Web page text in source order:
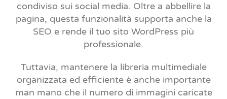
condiviso sui social media. Oltre a abbellire la
pagina, questa funzionalità supporta anche la
SEO e rende il tuo sito WordPress più
professionale.
Tuttavia, mantenere la libreria multimediale
organizzata ed efficiente è anche importante
man mano che il numero di immagini caricate